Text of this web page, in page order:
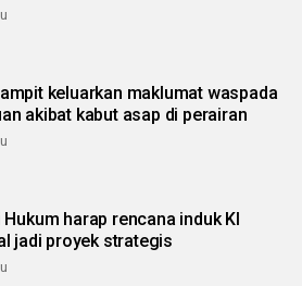
keluarkan maklumat waspada
akibat kabut asap di perairan
harap rencana induk KI
jadi proyek strategis